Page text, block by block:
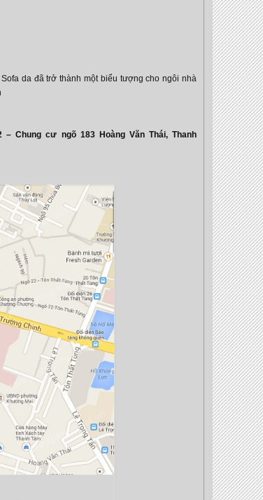
da đã trở thành một biểu tượng cho ngôi nhà
– Chung cư ngõ 183 Hoàng Văn Thái, Thanh